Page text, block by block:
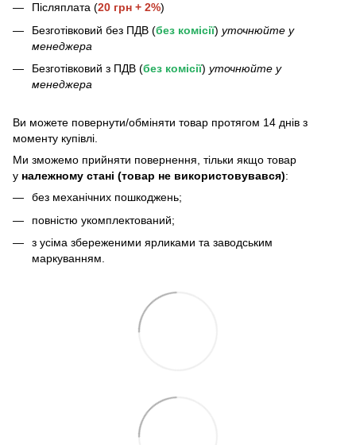
Післяплата (20 грн + 2%)
Безготівковий без ПДВ (без комісії) уточнюйте у
менеджера
Безготівковий з ПДВ (без комісії) уточнюйте у
менеджера
Bи можете повернути/обміняти товар протягом 14 днів з
моменту купівлі.
Ми зможемо прийняти повернення, тільки якщо товар
у належному стані (товар не використовувався):
без механічних пошкоджень;
повністю укомплектований;
з усіма збереженими ярликами та заводським
маркуванням.